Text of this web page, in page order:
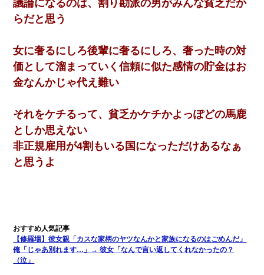
生保レディと行為する為に駆け引きしてみた結果ｗｗｗｗｗｗｗ
近所のお寺に住み込みで手伝いしてる知的障害のオッサンがい
た。ある日、オッサンが火かき棒を持って顔を真っ赤にしながら
走り回っていて…
日航機墜落事故の「ここからは日本語で大丈夫ですよ〜」の絶望
感がヤバイ・・・
スマホを与えられて、中学卒業する頃にはすっかり女叩きに洗脳
された弟が、大学進学のために一人暮らししたいと言い出した。
俺「初対面でなに言ったか覚えてる？」嫁「臭いんだよ！キモオ
タ？だっけ？」俺「だいたい合ってる。で、なんで告白してきた
の？」→
議論になるのは、割り勘派の男がみんな貧乏だか
らだと思う
女に奢るにしろ後輩に奢るにしろ、奢った時の対
価として溜まっていく信頼に似た感情の貯金はお
金なんかじゃ代え難い
それをケチるって、貧乏かケチかよっぽどの馬鹿
としか思えない
非正規雇用が4割もいる国になっただけあるなぁ
と思うよ
【修羅場】彼女親「カスな家柄のヤツなんかと家族になるのはごめんだ」
俺「じゃあ別れます…」→ 彼女「なんで言い返してくれなかったの？
（泣」